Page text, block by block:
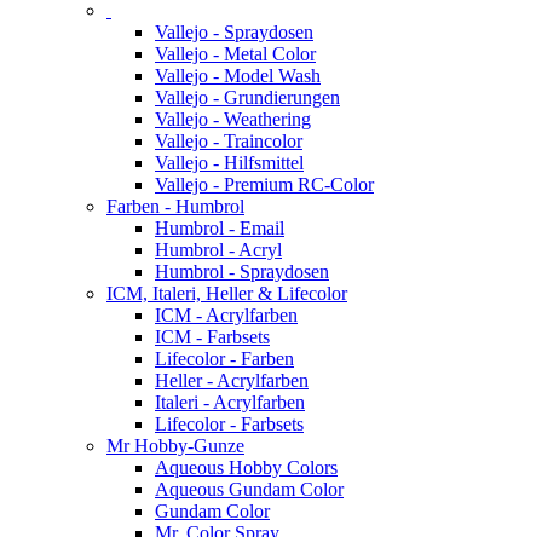
Vallejo - Spraydosen
Vallejo - Metal Color
Vallejo - Model Wash
Vallejo - Grundierungen
Vallejo - Weathering
Vallejo - Traincolor
Vallejo - Hilfsmittel
Vallejo - Premium RC-Color
Farben - Humbrol
Humbrol - Email
Humbrol - Acryl
Humbrol - Spraydosen
ICM, Italeri, Heller & Lifecolor
ICM - Acrylfarben
ICM - Farbsets
Lifecolor - Farben
Heller - Acrylfarben
Italeri - Acrylfarben
Lifecolor - Farbsets
Mr Hobby-Gunze
Aqueous Hobby Colors
Aqueous Gundam Color
Gundam Color
Mr. Color Spray